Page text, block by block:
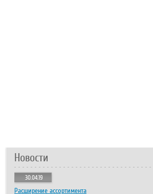
Новости
30.04.19
Расширение ассортимента